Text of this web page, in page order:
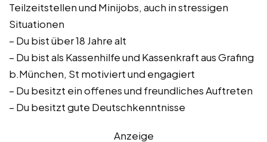
Teilzeitstellen und Minijobs, auch in stressigen
Situationen
– Du bist über 18 Jahre alt
– Du bist als Kassenhilfe und Kassenkraft aus Grafing
b.München, St motiviert und engagiert
– Du besitzt ein offenes und freundliches Auftreten
– Du besitzt gute Deutschkenntnisse
Anzeige